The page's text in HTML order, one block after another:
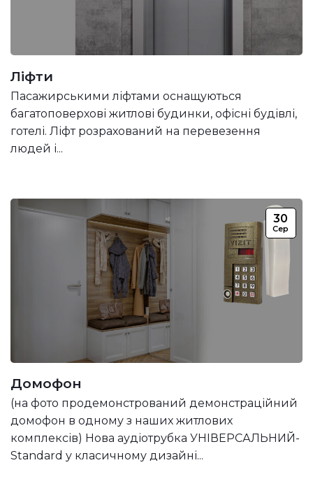
Ліфти
Пасажирськими ліфтами оснащуються
багатоповерхові житлові будинки, офісні будівлі,
готелі. Ліфт розрахований на перевезення
людей і...
Домофон
(на фото продемонстрований демонстраційний
домофон в одному з наших житлових
комплексів) Нова аудіотрубка УНІВЕРСАЛЬНИЙ-
Standard у класичному дизайні...
30
Сер